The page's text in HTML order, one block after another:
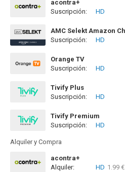
acontra+
Suscripción:
HD
AMC Selekt Amazon
Suscripción:
HD
Orange TV
Disponible hasta el Sab,
Suscripción: HD
Tivify Plus
Disponible hasta el Mié,
Suscripción: HD
Tivify Premium
Disponible hasta el Mié,
Suscripción: HD
Alquiler y Compra
acontra+
Alquiler:
HD 1.99 €